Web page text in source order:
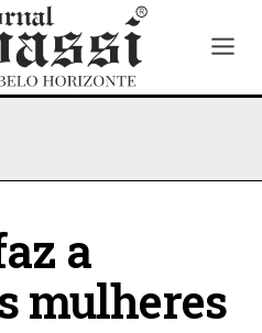
a
mulheres